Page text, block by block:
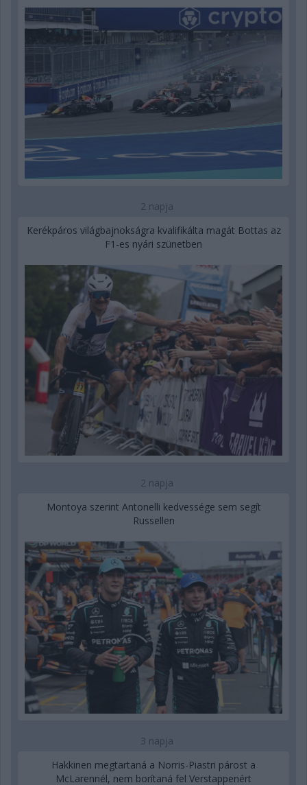
2 napja
Kerékpáros világbajnokságra kvalifikálta magát Bottas az
F1-es nyári szünetben
2 napja
Montoya szerint Antonelli kedvessége sem segít
Russellen
3 napja
Hakkinen megtartaná a Norris-Piastri párost a
McLarennél, nem borítaná fel Verstappenért